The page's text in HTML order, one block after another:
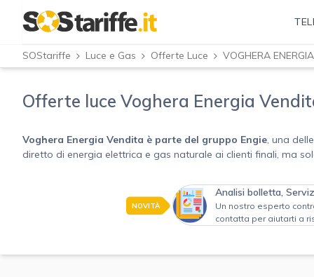
SOStariffe Luce e Gas Offerte Luce
Offerte luce Voghera Energia
Voghera Energia Vendita è parte del gruppo Engie, una
diretto di energia elettrica e gas naturale ai clienti finali, ma
NOVITÀ
Analisi bolletta,
Un nostro esperto
contatta per aiutarti a